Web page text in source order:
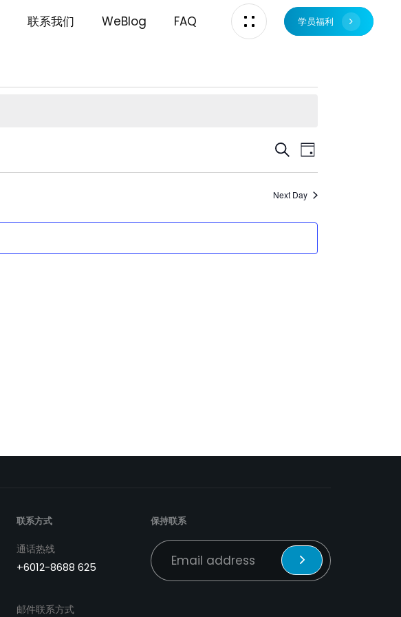
联系我们 WeBlog FAQ 学员福利
Events
Search
and
Views
SearchEvent
Views
Day
Next Day
联系方式
通话热线
+6012-8688 625
邮件联系方式
保持联系